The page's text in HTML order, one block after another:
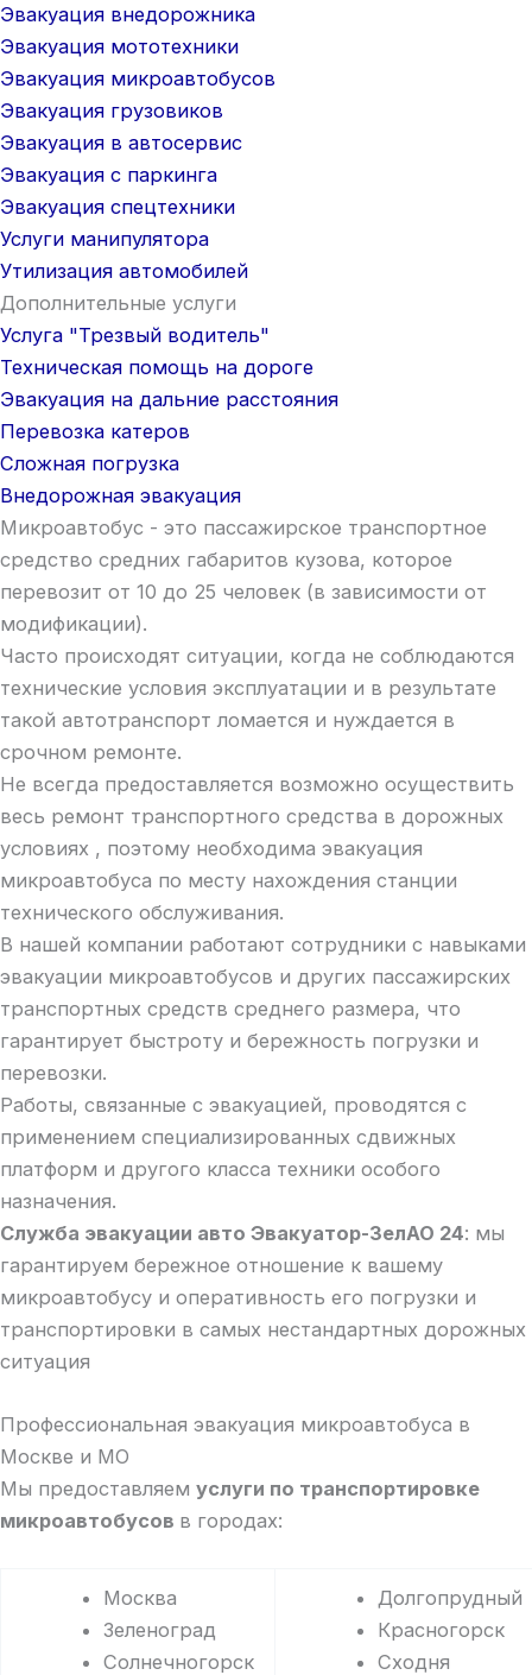
Эвакуация внедорожника
Эвакуация мототехники
Эвакуация микроавтобусов
Эвакуация грузовиков
Эвакуация в автосервис
Эвакуация с паркинга
Эвакуация спецтехники
Услуги манипулятора
Утилизация автомобилей
Дополнительные услуги
Услуга "Трезвый водитель"
Техническая помощь на дороге
Эвакуация на дальние расстояния
Перевозка катеров
Сложная погрузка
Внедорожная эвакуация
Микроавтобус - это пассажирское транспортное
средство средних габаритов кузова, которое
перевозит от 10 до 25 человек (в зависимости от
модификации).
Часто происходят ситуации, когда не соблюдаются
технические условия эксплуатации и в результате
такой автотранспорт ломается и нуждается в
срочном ремонте.
Не всегда предоставляется возможно осуществить
весь ремонт транспортного средства в дорожных
условиях , поэтому необходима эвакуация
микроавтобуса по месту нахождения станции
технического обслуживания.
В нашей компании работают сотрудники с навыками
эвакуации микроавтобусов и других пассажирских
транспортных средств среднего размера, что
гарантирует быстроту и бережность погрузки и
перевозки.
Работы, связанные с эвакуацией, проводятся с
применением специализированных сдвижных
платформ и другого класса техники особого
назначения.
Служба эвакуации авто Эвакуатор-ЗелАО 24: мы
гарантируем бережное отношение к вашему
микроавтобусу и оперативность его погрузки и
транспортировки в самых нестандартных дорожных
ситуация
Профессиональная эвакуация микроавтобуса в
Москве и МО
Мы предоставляем услуги по транспортировке
микроавтобусов в городах:
Москва
Зеленоград
Солнечногорск
Долгопрудный
Красногорск
Сходня